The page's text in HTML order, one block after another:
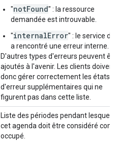
"notFound" : la ressource
demandée est introuvable.
"internalError" : le service
a rencontré une erreur interne.
D'autres types d'erreurs peuvent
ajoutés à l'avenir. Les clients doivent
donc gérer correctement les états
d'erreur supplémentaires qui ne
figurent pas dans cette liste.
Liste des périodes pendant
cet agenda doit être considéré
occupé.